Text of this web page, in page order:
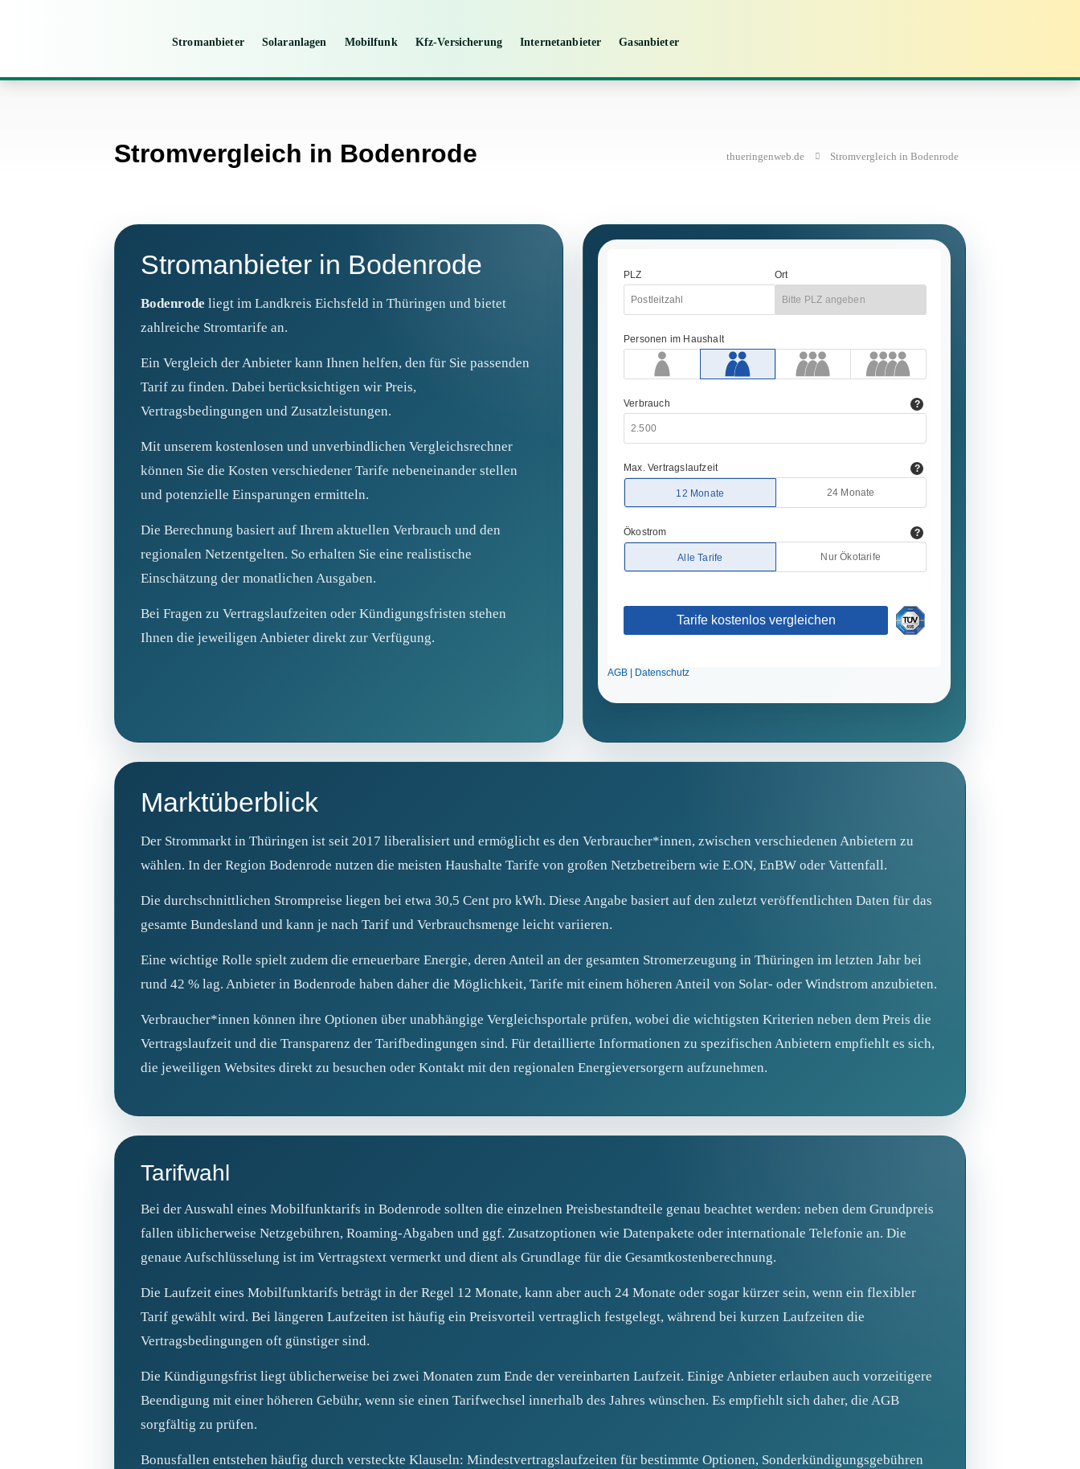
Stromanbieter Solaranlagen Mobilfunk Kfz-Versicherung Internetanbieter Gasanbieter
Stromvergleich in Bodenrode thueringenweb.de Stromvergleich in Bodenrode
Stromanbieter in Bodenrode
Bodenrode liegt im Landkreis Eichsfeld in Thüringen und bietet
zahlreiche Stromtarife an.
Ein Vergleich der Anbieter kann Ihnen helfen, den für Sie passenden
Tarif zu finden. Dabei berücksichtigen wir Preis,
Vertragsbedingungen und Zusatzleistungen.
Mit unserem kostenlosen und unverbindlichen Vergleichsrechner
können Sie die Kosten verschiedener Tarife nebeneinander stellen
und potenzielle Einsparungen ermitteln.
Die Berechnung basiert auf Ihrem aktuellen Verbrauch und den
regionalen Netzentgelten. So erhalten Sie eine realistische
Einschätzung der monatlichen Ausgaben.
Bei Fragen zu Vertragslaufzeiten oder Kündigungsfristen stehen
Ihnen die jeweiligen Anbieter direkt zur Verfügung.
Marktüberblick
Der Strommarkt in Thüringen ist seit 2017 liberalisiert und ermöglicht es den Verbraucher*innen, zwischen verschiedenen Anbietern zu
wählen. In der Region Bodenrode nutzen die meisten Haushalte Tarife von großen Netzbetreibern wie E.ON, EnBW oder Vattenfall.
Die durchschnittlichen Strompreise liegen bei etwa 30,5 Cent pro kWh. Diese Angabe basiert auf den zuletzt veröffentlichten Daten für das
gesamte Bundesland und kann je nach Tarif und Verbrauchsmenge leicht variieren.
Eine wichtige Rolle spielt zudem die erneuerbare Energie, deren Anteil an der gesamten Stromerzeugung in Thüringen im letzten Jahr bei
rund 42 % lag. Anbieter in Bodenrode haben daher die Möglichkeit, Tarife mit einem höheren Anteil von Solar- oder Windstrom anzubieten.
Verbraucher*innen können ihre Optionen über unabhängige Vergleichsportale prüfen, wobei die wichtigsten Kriterien neben dem Preis die
Vertragslaufzeit und die Transparenz der Tarifbedingungen sind. Für detaillierte Informationen zu spezifischen Anbietern empfiehlt es sich,
die jeweiligen Websites direkt zu besuchen oder Kontakt mit den regionalen Energieversorgern aufzunehmen.
Tarifwahl
Bei der Auswahl eines Mobilfunktarifs in Bodenrode sollten die einzelnen Preisbestandteile genau beachtet werden: neben dem Grundpreis
fallen üblicherweise Netzgebühren, Roaming-Abgaben und ggf. Zusatzoptionen wie Datenpakete oder internationale Telefonie an. Die
genaue Aufschlüsselung ist im Vertragstext vermerkt und dient als Grundlage für die Gesamtkostenberechnung.
Die Laufzeit eines Mobilfunktarifs beträgt in der Regel 12 Monate, kann aber auch 24 Monate oder sogar kürzer sein, wenn ein flexibler
Tarif gewählt wird. Bei längeren Laufzeiten ist häufig ein Preisvorteil vertraglich festgelegt, während bei kurzen Laufzeiten die
Vertragsbedingungen oft günstiger sind.
Die Kündigungsfrist liegt üblicherweise bei zwei Monaten zum Ende der vereinbarten Laufzeit. Einige Anbieter erlauben auch vorzeitigere
Beendigung mit einer höheren Gebühr, wenn sie einen Tarifwechsel innerhalb des Jahres wünschen. Es empfiehlt sich daher, die AGB
sorgfältig zu prüfen.
Bonusfallen entstehen häufig durch versteckte Klauseln: Mindestvertragslaufzeiten für bestimmte Optionen, Sonderkündigungsgebühren